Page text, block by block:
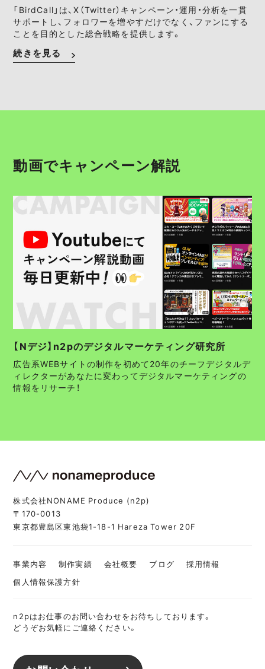
「BirdCall」は、X（Twitter）キャンペーン・運用・分析を一貫
サポートし、フォロワーを増やすだけでなく、ファンにする
ことを目的とした総合戦略を提供します。
続きを見る
動画でキャンペーン解説
【Nデジ】n2pのデジタルマーケティング研究所
広告系WEBサイトの制作を初めて20年のチーフデジタルデ
ィレクターがあなたに変わってデジタルマーケティングの
情報をリサーチ！
株式会社NONAME Produce (n2p)
〒170-0013
東京都豊島区東池袋1-18-1 Hareza Tower 20F
事業内容 制作実績 会社概要 ブログ
採用情報
個人情報保護方針
n2pはお仕事のお問い合わせをお待ちしております。
どうぞお気軽にご連絡ください。